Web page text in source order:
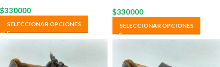
$330000
SELECCIONAR OPCIONES
$330000
SELECCIONAR OPCIONES